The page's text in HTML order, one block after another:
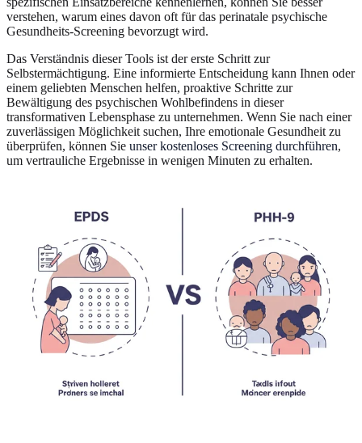
verstehen, warum eines davon oft für das perinatale psychische
Gesundheits-Screening bevorzugt wird.
Das Verständnis dieser Tools ist der erste Schritt zur
Selbstermächtigung. Eine informierte Entscheidung kann Ihnen oder
einem geliebten Menschen helfen, proaktive Schritte zur
Bewältigung des psychischen Wohlbefindens in dieser
transformativen Lebensphase zu unternehmen. Wenn Sie nach einer
zuverlässigen Möglichkeit suchen, Ihre emotionale Gesundheit zu
überprüfen, können Sie unser kostenloses Screening durchführen,
um vertrauliche Ergebnisse in wenigen Minuten zu erhalten.